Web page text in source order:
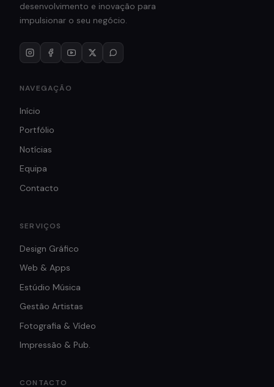
desenvolvimento e inovação para
impulsionar o seu negócio.
NAVEGAÇÃO
Início
Portfólio
Notícias
Equipa
Contacto
SERVIÇOS
Design Gráfico
Web & Apps
Estúdio Música
Gestão Artistas
Fotografia & Vídeo
Impressão & Pub.
CONTACTO